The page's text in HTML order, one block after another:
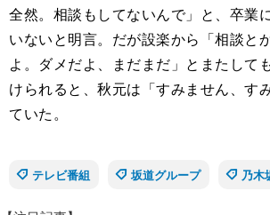
全然。相談もしてないんで」と、卒業
いないと明言。だが設楽から「相談と
よ。ダメだよ、まだまだ」とまたして
けられると、秋元は「すみません、す
ていた。
テレビ番組
坂道グループ 乃木